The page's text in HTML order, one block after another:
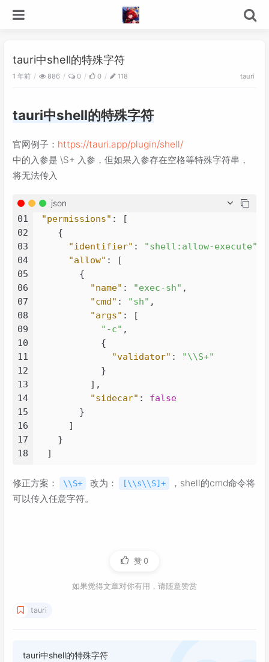
tauri中shell的特殊字符
1 年前 886 0 0 118 tauri
tauri中shell的特殊字符
官网例子： https://tauri.app/plugin/shell/
中的入参是 \S+ 入参，但如果入参存在空格等特殊字符串，
将无法传入
json
01
02
03
04
05
06
07
08
09
10
11
12
13
14
15
16
17
18
"permissions" :
[
{
"identifier" : "shell:allow-execute"
"allow" :
[
{
"name" : "exec-sh" ,
"cmd" : "sh" ,
"args" :
[
"-c" ,
{
"validator" :
"\\S+"
}
] ,
"sidecar" :
false
}
]
}
]
修正方案： \\S+ 改为： [\\s\\S]+
，shell的cmd命令将
可以传入任意字符。
赞0
如果觉得文章对你有用，请随意赞赏
tauri
tauri中shell的特殊字符